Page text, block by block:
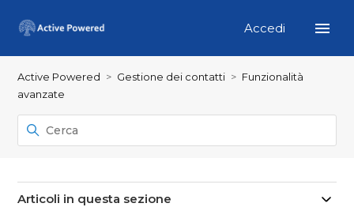
Accedi
Active Powered Gestione dei contatti
Funzionalità
avanzate
Articoli in questa sezione